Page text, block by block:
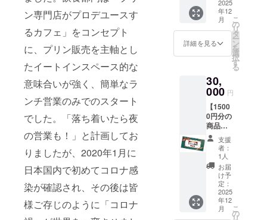
ン専門店がプロデユースす
るカフェ」をコンセプト
に、プリン販売を主軸とし
たイートインスペース的な
意味合いが強く、簡単なラ
ンチ営業のみでのスタート
でした。「落ち着いたら夜
の営業も！」と計画してお
りましたが、2020年1月に
日本国内で初めてコロナ感
染が確認され、その後は皆
様ご存じのように「コロナ
たラベ
ルや注
意書き
認くだ
さい。
あおも
り生プ
リン(り
個〔生
地各120
の返礼
品は
クール
冷蔵で
のお届
けとな
りま
す。 ※
原材料
及び添
加物等
の食品
表示は
お届け
商品の
(ショコ
ラ)1個
〔35
ｇ〕、
うさぎ
レーヌ1
ｇ〕、
リスの
クッ
キー(2
種)1袋
〔計20
ｇ〕 ※
こちら
の返礼
品は
クール
冷凍で
のお届
けとな
りま
買い物
にご利
用いた
だけま
す。1枚
す。 ・
現金へ
の交換
はでき
ませ
ん。お
つりは
でませ
ん。 ・
指定の
ご住所
に発送
いたし
ます。
・有効
プリン
詰合
せ』 あ
おもり
生プリ
ン(塩カ
ラメ
〔生地
各120
ｇ〕、
あおも
り生プ
リン(り
んご)2
個〔生
地各120
ｇ〕
『あお
もりプ
リン詰
合せ』
あおも
2025
年12
月
詳細を見る
こ
の
リ
タ
ー
ン
を
選
択
す
る
30,
000 円
【1500
0円分の
商品券
とお礼
のメッ
セー
ジ】
『商品
券』
10000
円分
（1000
支援
者：
1人
お届
け予
定：
2025
年12
月
こ
の